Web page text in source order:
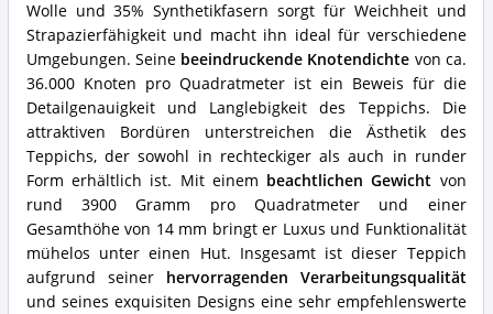
Wolle und 35% Synthetikfasern sorgt für Weichheit und
Strapazierfähigkeit und macht ihn ideal für verschiedene
Umgebungen. Seine beeindruckende Knotendichte von ca.
36.000 Knoten pro Quadratmeter ist ein Beweis für die
Detailgenauigkeit und Langlebigkeit des Teppichs. Die
attraktiven Bordüren unterstreichen die Ästhetik des
Teppichs, der sowohl in rechteckiger als auch in runder
Form erhältlich ist. Mit einem beachtlichen Gewicht von
rund 3900 Gramm pro Quadratmeter und einer
Gesamthöhe von 14 mm bringt er Luxus und Funktionalität
mühelos unter einen Hut. Insgesamt ist dieser Teppich
aufgrund seiner
hervorragenden Verarbeitungsqualität
und seines exquisiten Designs eine sehr empfehlenswerte